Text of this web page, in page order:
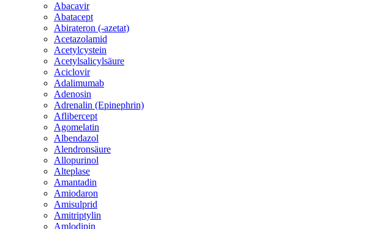
Abacavir
Abatacept
Abirateron (-azetat)
Acetazolamid
Acetylcystein
Acetylsalicylsäure
Aciclovir
Adalimumab
Adenosin
Adrenalin (Epinephrin)
Aflibercept
Agomelatin
Albendazol
Alendronsäure
Allopurinol
Alteplase
Amantadin
Amiodaron
Amisulprid
Amitriptylin
Amlodipin